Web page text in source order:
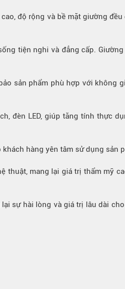
độ rộng và bề mặt giường
tiện nghi và đẳng cấp.
sản phẩm phù hợp với không
đèn LED, giúp tăng tính thực
hàng yên tâm sử dụng sản
thuật, mang lại giá trị thẩm mỹ
sự hài lòng và giá trị lâu dài